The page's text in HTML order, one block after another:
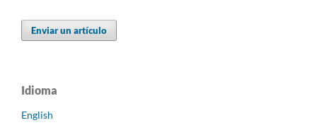
Enviar un artículo
Idioma
English